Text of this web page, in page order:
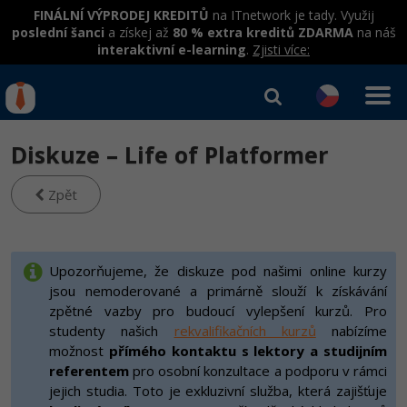
FINÁLNÍ VÝPRODEJ KREDITŮ na ITnetwork je tady. Využij
poslední šanci a získej až 80 % extra kreditů ZDARMAna náš
interaktivní e-learning. Zjisti více:
Rekvalifikace a kurzy
hrazené úřadem práce
Umělá inteligence v praxi
Datová analýza v praxi
Školení
Základy programování
Objektové programování - OOP
Umělá inteligence
Školení dle technologií
C# .NET
Java
IT e-learning
Kurzy IT profesí
Programátor WWW aplikací
Senior programátor
Front-end developer
Jak začít?
Java -80%
C#.NET -80%
Kurzy e-commerce
Testování softwaru
Datová analýza
Kurzy designu
HTML/CSS -80%
Příběhy absolventů
Kariéra
Pro firmy
Přihlásit se| Registrovat
Diskuze – Life of Platformer
Zpět
Upozorňujeme, že diskuze pod našimi online kurzy
jsou nemoderované a primárně slouží k získávání
zpětné vazby pro budoucí vylepšení kurzů. Pro
studenty našich rekvalifikačních kurzů nabízíme
možnost přímého kontaktu s lektory a studijním
referentem pro osobní konzultace a podporu v rámci
jejich studia. Toto je exkluzivní služba, která zajišťuje